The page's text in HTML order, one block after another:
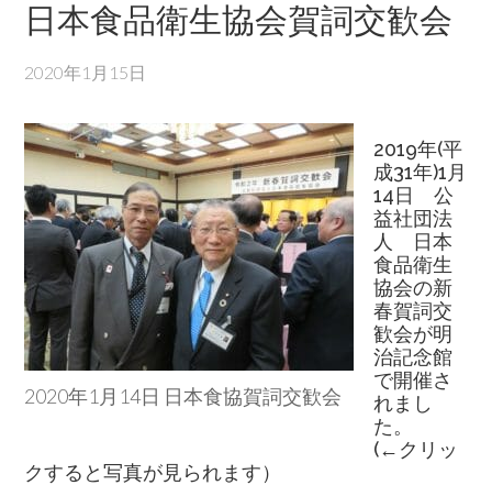
日本食品衛生協会賀詞交歓会
2020年1月15日
2020年1月14日 日本食協賀詞交歓会
2019年(平
成31年)1月
14日 公
益社団法
人 日本
食品衛生
協会の新
春賀詞交
歓会が明
治記念館
で開催さ
れまし
た。
(←クリッ
クすると写真が見られます）